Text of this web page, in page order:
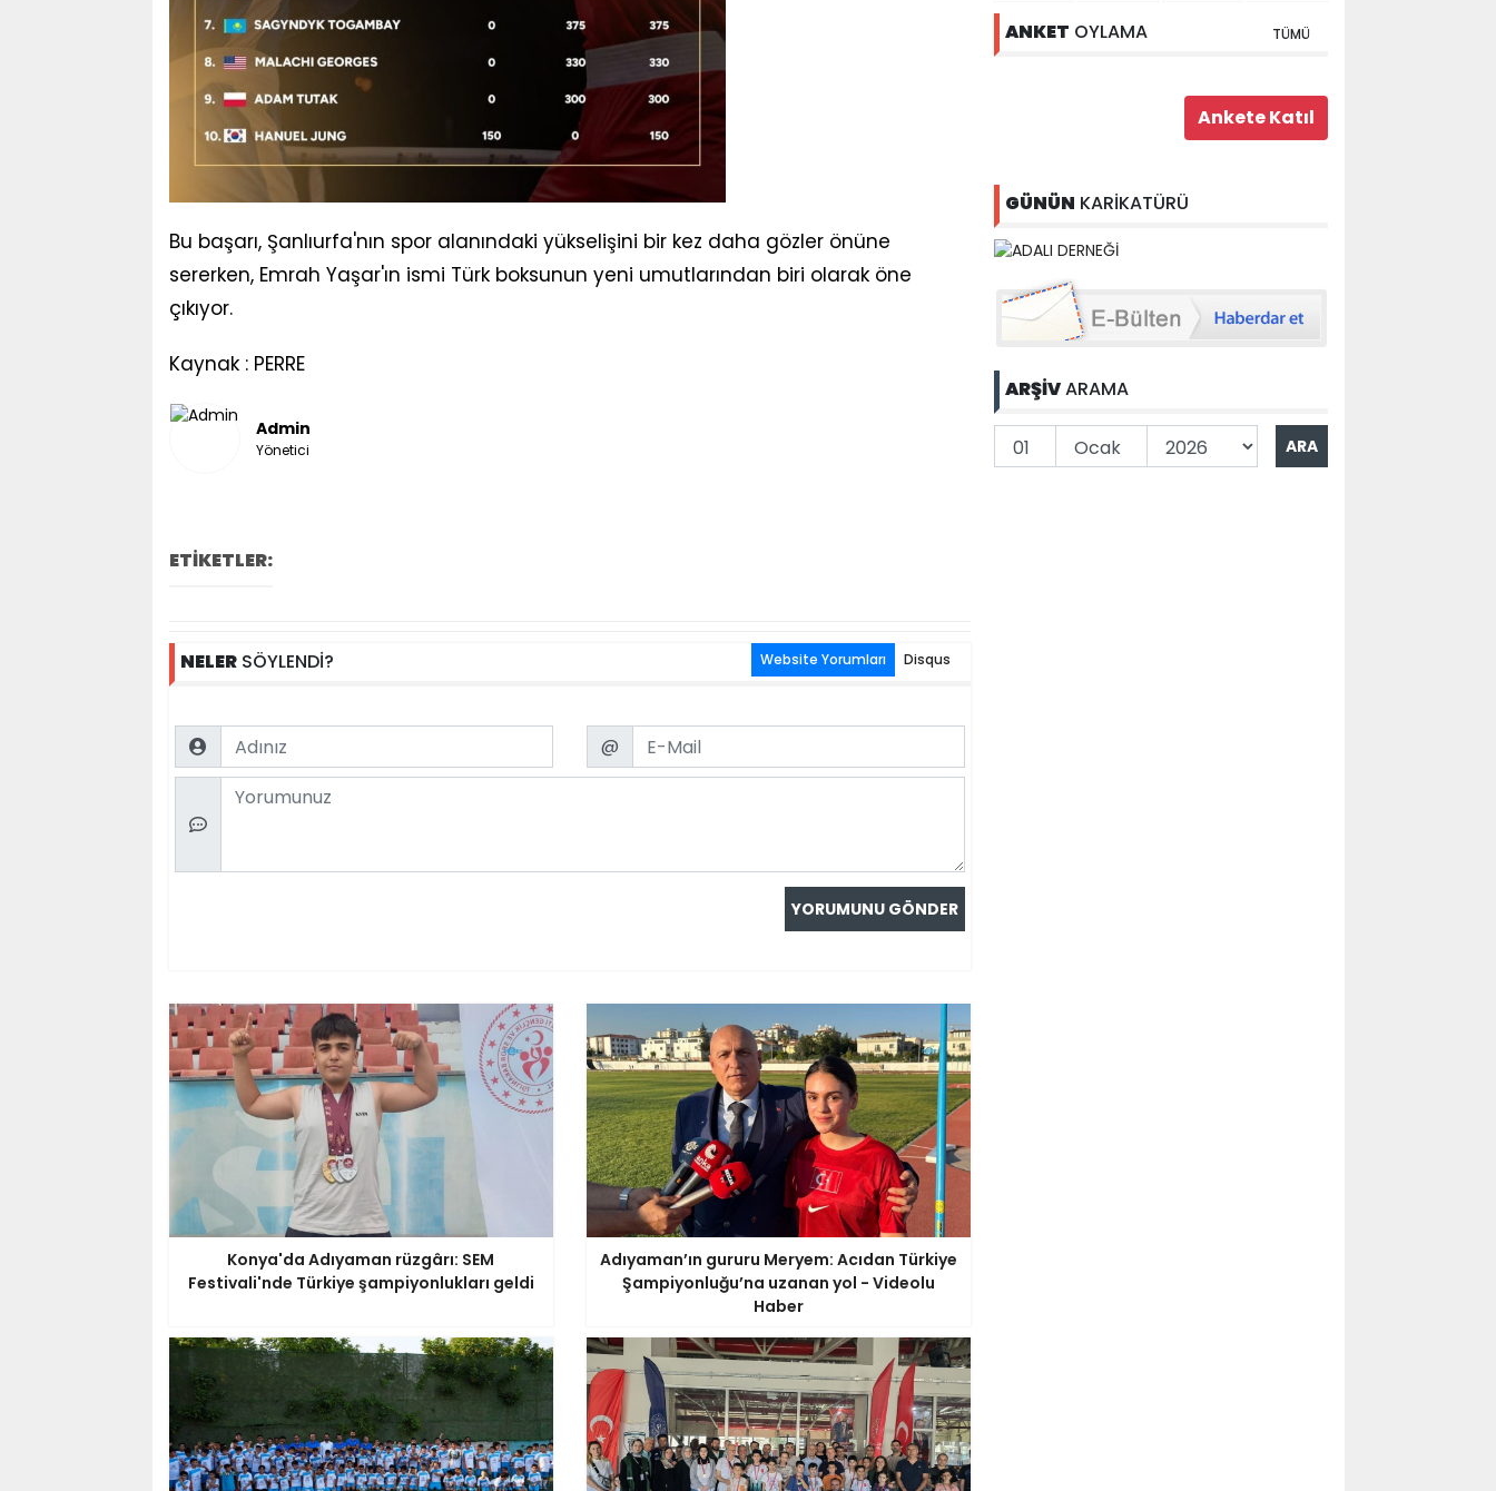
Bu başarı, Şanlıurfa'nın spor alanındaki yükselişini bir kez daha gözler önüne
sererken, Emrah Yaşar'ın ismi Türk boksunun yeni umutlarından biri olarak öne
çıkıyor.
Kaynak : PERRE
Admin
Yönetici
ETİKETLER:
NELERSÖYLENDİ? Website Yorumları Disqus
Name Email
@
Comment
Konya'da Adıyaman rüzgârı: SEM
Festivali'nde Türkiye şampiyonlukları geldi
Adıyaman’ın gururu Meryem: Acıdan Türkiye
Şampiyonluğu’na uzanan yol - Videolu
Haber
ANKET OYLAMA TÜMÜ
GÜNÜN KARİKATÜRÜ
ARŞİVARAMA